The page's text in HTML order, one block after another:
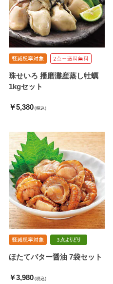
珠せいろ 播磨灘産蒸し牡蠣
1kgセット
￥5,380 (税込)
ほたてバター醤油 7袋セット
￥3,980 (税込)